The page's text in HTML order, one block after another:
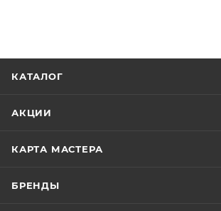
КАТАЛОГ
АКЦИИ
КАРТА МАСТЕРА
БРЕНДЫ